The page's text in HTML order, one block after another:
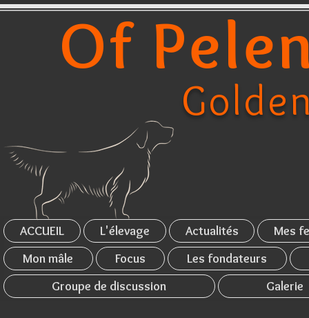
Of
ACCUEIL L'élevage Actualités
Mes
Mon mâle
Focus Les fondateurs
Groupe de discussion
Galerie